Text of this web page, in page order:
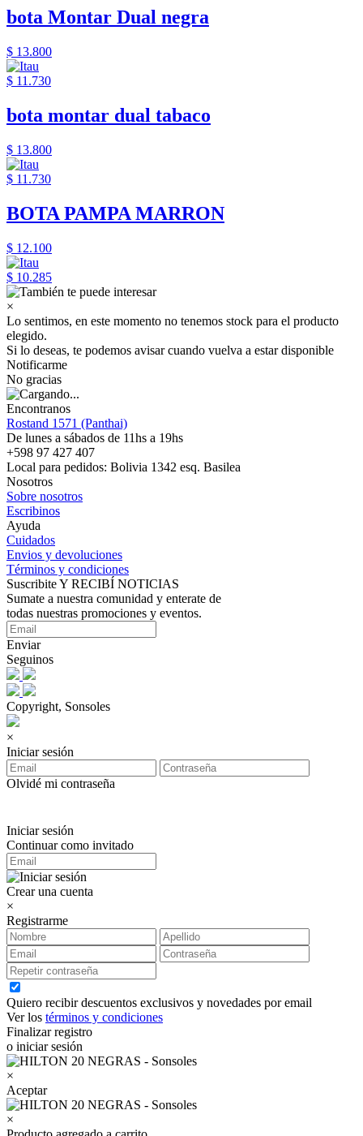
bota Montar Dual negra
$ 13.800
$ 11.730
bota montar dual tabaco
$ 13.800
$ 11.730
BOTA PAMPA MARRON
$ 12.100
$ 10.285
×
Lo sentimos, en este momento no tenemos stock para el producto
elegido.
Si lo deseas, te podemos avisar cuando vuelva a estar disponible
Notificarme
No gracias
Encontranos
Rostand 1571 (Panthai)
De lunes a sábados de 11hs a 19hs
+598 97 427 407
Local para pedidos: Bolivia 1342 esq. Basilea
Nosotros
Sobre nosotros
Escribinos
Ayuda
Cuidados
Envios y devoluciones
Términos y condiciones
Suscribite Y RECIBÍ NOTICIAS
Sumate a nuestra comunidad y enterate de
todas nuestras promociones y eventos.
Enviar
Seguinos
Copyright, Sonsoles
×
Iniciar sesión
Olvidé mi contraseña
Iniciar sesión
Continuar como invitado
Crear una cuenta
×
Registrarme
Quiero recibir descuentos exclusivos y novedades por email
Ver los términos y condiciones
Finalizar registro
o iniciar sesión
×
Aceptar
×